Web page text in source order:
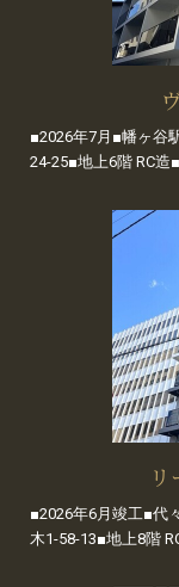
■2026年7月■幡ヶ谷
24-25■地上6階 RC造
■2026年6月竣工■代
木1-58-13■地上8階